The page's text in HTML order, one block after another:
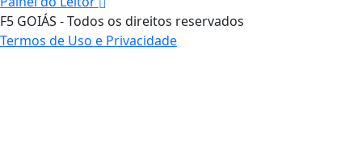
F5 GOIÁS - Todos os direitos reservados
Termos de Uso e Privacidade